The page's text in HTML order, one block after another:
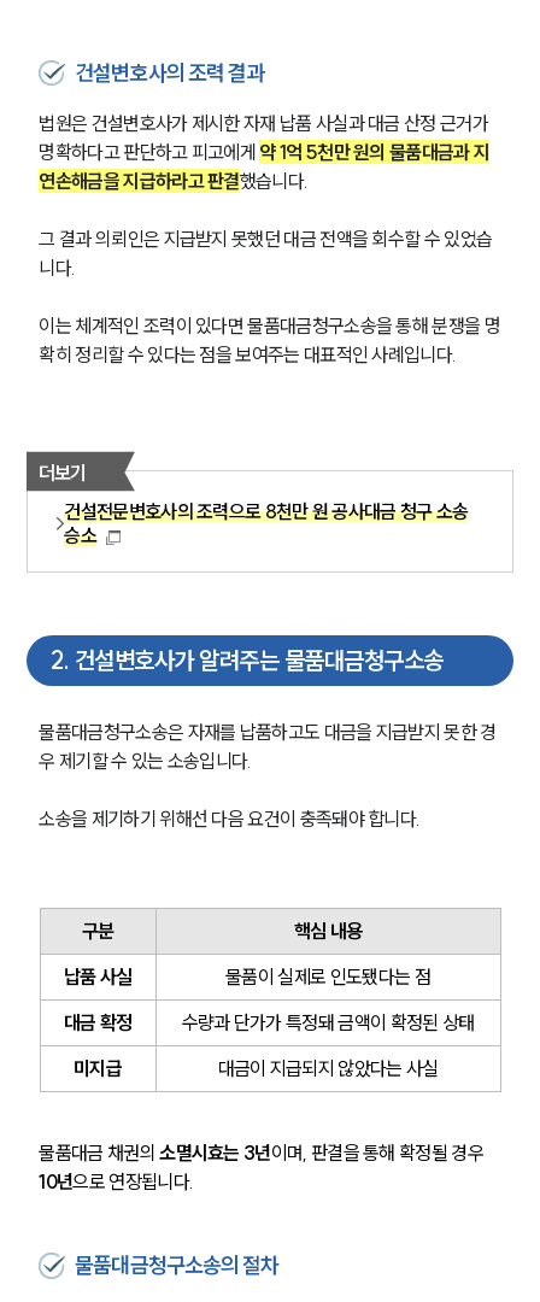
건설변호사의 조력 결과
법원은 건설변호사가 제시한 자재 납품 사실과 대금 산정 근거가
명확하다고 판단하고 피고에게 약 1억 5천만 원의 물품대금과 지
연손해금을 지급하라고 판결했습니다.
그 결과 의뢰인은 지급받지 못했던 대금 전액을 회수할 수 있었습
니다.
이는 체계적인 조력이 있다면 물품대금청구소송을 통해 분쟁을 명
확히 정리할 수 있다는 점을 보여주는 대표적인 사례입니다.
더보기
건설전문변호사의 조력으로 8천만 원 공사대금 청구 소송
승소
2. 건설변호사가 알려주는 물품대금청구소송
물품대금청구소송은 자재를 납품하고도 대금을 지급받지 못한 경
우 제기할 수 있는 소송입니다.
소송을 제기하기 위해선 다음 요건이 충족돼야 합니다.
구분
핵심 내용
납품 사실
물품이 실제로 인도됐다는 점
대금 확정
수량과 단가가 특정돼 금액이 확정된 상태
미지급
대금이 지급되지 않았다는 사실
물품대금 채권의 소멸시효는 3년이며, 판결을 통해 확정될 경우
10년으로 연장됩니다.
물품대금청구소송의 절차